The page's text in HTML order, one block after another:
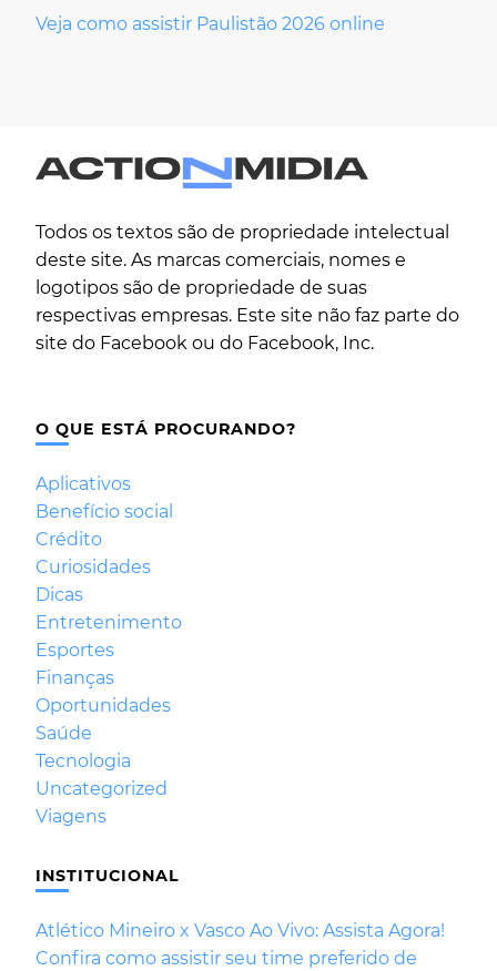
Veja como assistir Paulistão 2026 online
Todos os textos são de propriedade intelectual
deste site. As marcas comerciais, nomes e
logotipos são de propriedade de suas
respectivas empresas. Este site não faz parte do
site do Facebook ou do Facebook, Inc.
O QUE ESTÁ PROCURANDO?
Aplicativos
Benefício social
Crédito
Curiosidades
Dicas
Entretenimento
Esportes
Finanças
Oportunidades
Saúde
Tecnologia
Uncategorized
Viagens
INSTITUCIONAL
Atlético Mineiro x Vasco Ao Vivo: Assista Agora!
Confira como assistir seu time preferido de